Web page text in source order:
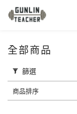
全部商品
篩選
商品排序